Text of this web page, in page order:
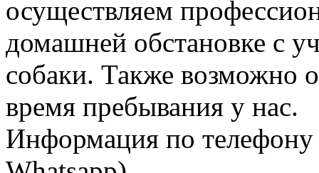
осуществляем
домашней обстановке с
собаки. Также возможно
время пребывания у нас.
Информация по